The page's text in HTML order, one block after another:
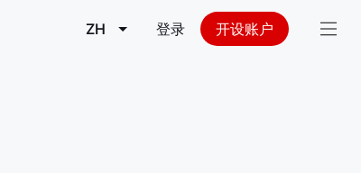
ZH 登录 开设账户